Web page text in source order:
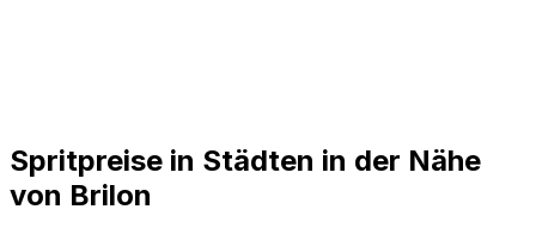
Spritpreise in Städten in der Nähe
von Brilon